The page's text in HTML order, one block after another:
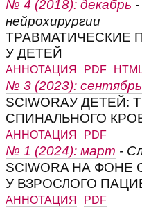
№ 4 (2018): декабрь
нейрохирургии
ТРАВМАТИЧЕСКИЕ
У ДЕТЕЙ
АННОТАЦИЯ PDF
№ 3 (2023): сентябрь
SCIWORAУ
СПИНАЛЬНОГО
АННОТАЦИЯ PDF
№ 1 (2024): март -
SCIWORA НА
У ВЗРОСЛОГО
АННОТАЦИЯ PDF